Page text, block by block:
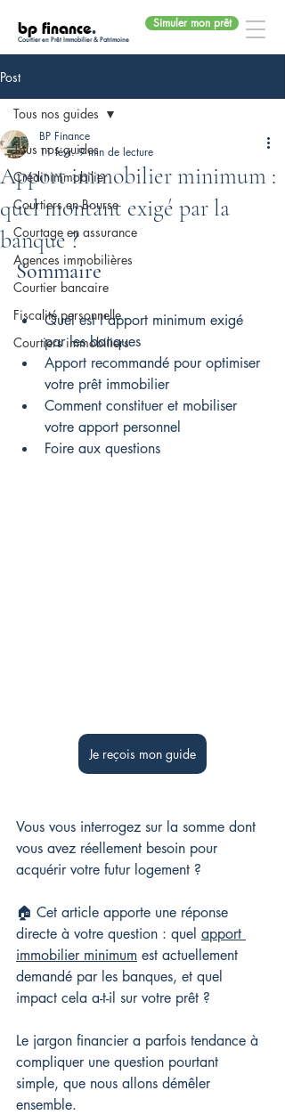
bp finance.
Courtier en Prêt Immobilier & Patrimoine
Simuler mon prêt
Post
Tous nos guides
Crédit immobilier
Courtiers en Bourse
Courtage en assurance
Agences immobilières
Courtier bancaire
Fiscalité personnelle
Courtiers immobiliers
Tous nos guides
Apport immobilier minimum :
quel montant exigé par la
banque ?
BP Finance
11 févr. 9 min de lecture
Sommaire
Quel est l'apport minimum exigé
par les banques
Apport recommandé pour optimiser
votre prêt immobilier
Comment constituer et mobiliser
votre apport personnel
Foire aux questions
Je reçois mon guide
Vous vous interrogez sur la somme dont
vous avez réellement besoin pour
acquérir votre futur logement ?
🏠 Cet article apporte une réponse
directe à votre question : quel apport
immobilier minimum est actuellement
demandé par les banques, et quel
impact cela a-t-il sur votre prêt ?
Le jargon financier a parfois tendance à
compliquer une question pourtant
simple, que nous allons démêler
ensemble.